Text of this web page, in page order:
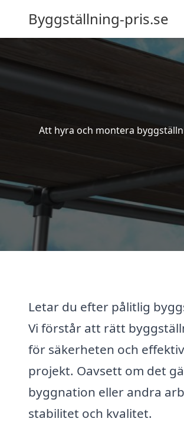
Byggställning-pris.se
Att hyra och montera
Letar du efter pålitlig
Vi förstår att rätt
för säkerheten och
projekt. Oavsett om det
byggnation eller andra
stabilitet och kvalitet.